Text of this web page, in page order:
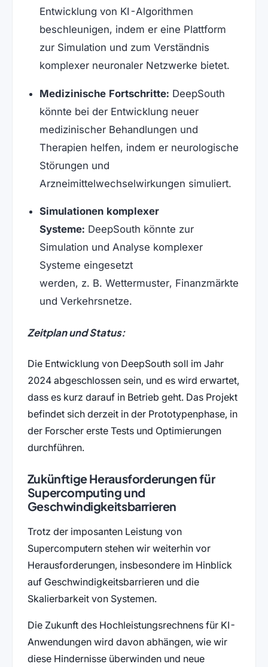
Entwicklung von KI-Algorithmen
beschleunigen, indem er eine Plattform
zur Simulation und zum Verständnis
komplexer neuronaler Netzwerke bietet.
Medizinische Fortschritte: DeepSouth
könnte bei der Entwicklung neuer
medizinischer Behandlungen und
Therapien helfen, indem er neurologische
Störungen und
Arzneimittelwechselwirkungen simuliert.
Simulationen komplexer
Systeme: DeepSouth könnte zur
Simulation und Analyse komplexer
Systeme eingesetzt
werden, z. B. Wettermuster, Finanzmärkte
und Verkehrsnetze.
Zeitplan und Status:
Die Entwicklung von DeepSouth soll im Jahr
2024 abgeschlossen sein, und es wird erwartet,
dass es kurz darauf in Betrieb geht. Das Projekt
befindet sich derzeit in der Prototypenphase, in
der Forscher erste Tests und Optimierungen
durchführen.
Zukünftige Herausforderungen für
Supercomputing und
Geschwindigkeitsbarrieren
Trotz der imposanten Leistung von
Supercomputern stehen wir weiterhin vor
Herausforderungen, insbesondere im Hinblick
auf Geschwindigkeitsbarrieren und die
Skalierbarkeit von Systemen.
Die Zukunft des Hochleistungsrechnens für KI-
Anwendungen wird davon abhängen, wie wir
diese Hindernisse überwinden und neue